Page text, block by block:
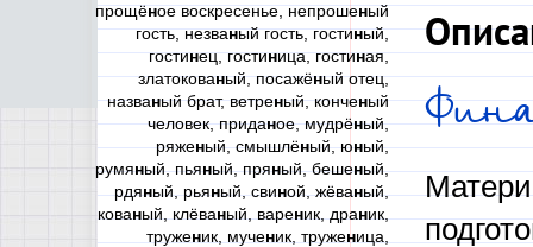
прощёное воскресенье, непрошеный
гость, незваный гость, гостиный,
гостинец, гостиница, гостиная,
златокованый, посажёный отец,
названый брат, ветреный, конченый
человек, приданое, мудрёный,
ряженый, смышлёный, юный,
румяный, пьяный, пряный, бешеный,
рдяный, рьяный, свиной, жёваный,
кованый, клёваный, вареник, драник,
труженик, мученик, труженица,